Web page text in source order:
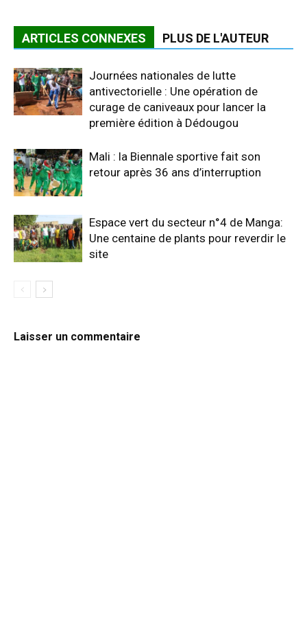
ARTICLES CONNEXES PLUS DE L'AUTEUR
Journées nationales de lutte
antivectorielle : Une opération de
curage de caniveaux pour lancer la
première édition à Dédougou
Mali : la Biennale sportive fait son
retour après 36 ans d’interruption
Espace vert du secteur n°4 de Manga:
Une centaine de plants pour reverdir le
site
Laisser un commentaire